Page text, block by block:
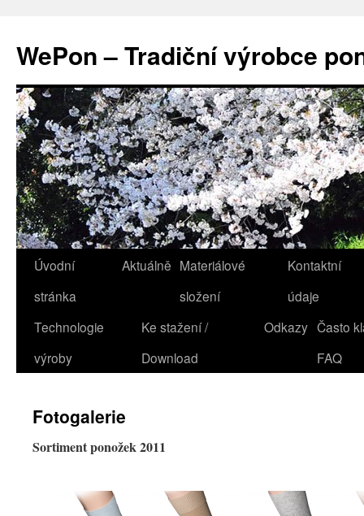
WePon – Tradiční výrobce
Přejít
obsahu
webu
Úvodní
stránka
Aktuálně Materiálové
složení
Kontaktní
údaje
Technologie
výroby
Ke stažení /
Download
Odkazy Často
FAQ
Fotogalerie
Sortiment ponožek 2011